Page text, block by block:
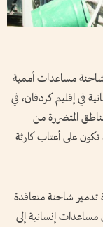
مساعدات أممية
في إقليم كردفان، في
المتضررة من
على أعتاب كارثة
شاحنة متعاقدة
إنسانية إلى